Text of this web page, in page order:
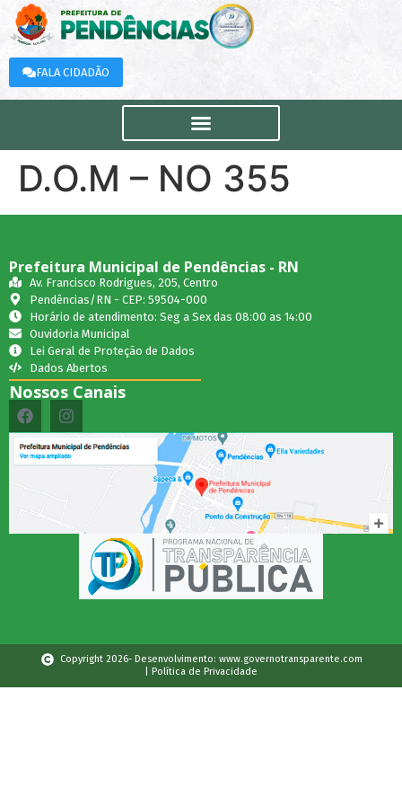
FALA CIDADÃO
D.O.M – NO 355
Prefeitura Municipal de Pendências - RN
Av. Francisco Rodrigues, 205, Centro
Pendências/RN - CEP: 59504-000
Horário de atendimento: Seg a Sex das 08:00 as 14:00
Ouvidoria Municipal
Lei Geral de Proteção de Dados
Dados Abertos
Nossos Canais
Copyright 2026- Desenvolvimento: www.governotransparente.com
| Política de Privacidade